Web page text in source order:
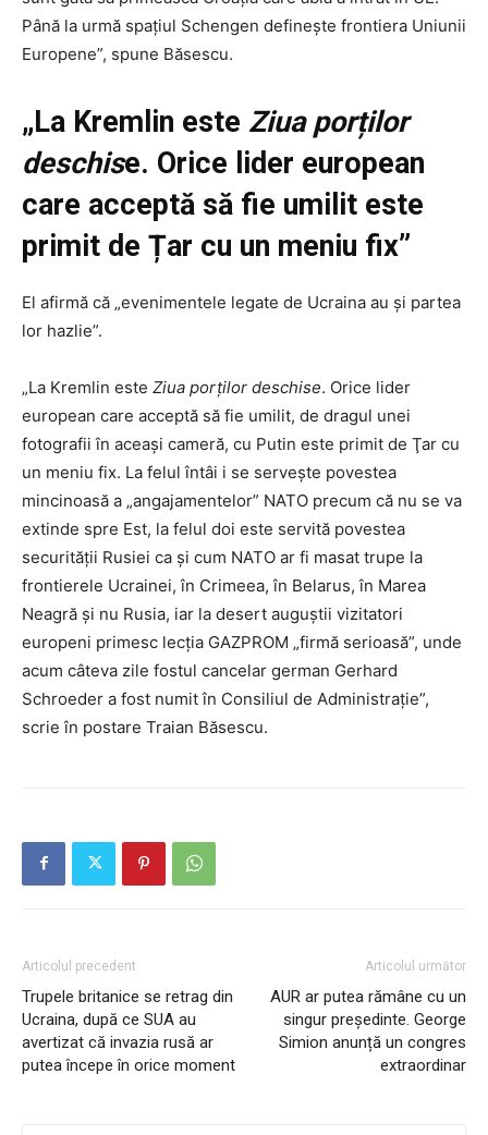
Până la urmă spaţiul Schengen defineşte frontiera Uniunii
Europene”, spune Băsescu.
„La Kremlin este Ziua porților
deschise. Orice lider european
care acceptă să fie umilit este
primit de Țar cu un meniu fix”
El afirmă că „evenimentele legate de Ucraina au şi partea
lor hazlie”.
„La Kremlin este Ziua porţilor deschise. Orice lider
european care acceptă să fie umilit, de dragul unei
fotografii în aceaşi cameră, cu Putin este primit de Ţar cu
un meniu fix. La felul întâi i se serveşte povestea
mincinoasă a „angajamentelor” NATO precum că nu se va
extinde spre Est, la felul doi este servită povestea
securităţii Rusiei ca şi cum NATO ar fi masat trupe la
frontierele Ucrainei, în Crimeea, în Belarus, în Marea
Neagră şi nu Rusia, iar la desert auguştii vizitatori
europeni primesc lecţia GAZPROM „firmă serioasă”, unde
acum câteva zile fostul cancelar german Gerhard
Schroeder a fost numit în Consiliul de Administraţie”,
scrie în postare Traian Băsescu.
Articolul precedent
Trupele britanice se retrag din
Ucraina, după ce SUA au
avertizat că invazia rusă ar
putea începe în orice moment
Articolul următor
AUR ar putea rămâne cu un
singur președinte. George
Simion anunță un congres
extraordinar